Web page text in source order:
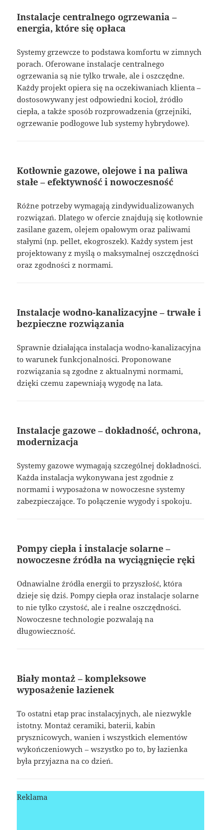
Instalacje centralnego ogrzewania –
energia, które się opłaca
Systemy grzewcze to podstawa komfortu w zimnych
porach. Oferowane instalacje centralnego
ogrzewania są nie tylko trwałe, ale i oszczędne.
Każdy projekt opiera się na oczekiwaniach klienta –
dostosowywany jest odpowiedni kocioł, źródło
ciepła, a także sposób rozprowadzenia (grzejniki,
ogrzewanie podłogowe lub systemy hybrydowe).
Kotłownie gazowe, olejowe i na paliwa
stałe – efektywność i nowoczesność
Różne potrzeby wymagają zindywidualizowanych
rozwiązań. Dlatego w ofercie znajdują się kotłownie
zasilane gazem, olejem opałowym oraz paliwami
stałymi (np. pellet, ekogroszek). Każdy system jest
projektowany z myślą o maksymalnej oszczędności
oraz zgodności z normami.
Instalacje wodno-kanalizacyjne – trwałe i
bezpieczne rozwiązania
Sprawnie działająca instalacja wodno-kanalizacyjna
to warunek funkcjonalności. Proponowane
rozwiązania są zgodne z aktualnymi normami,
dzięki czemu zapewniają wygodę na lata.
Instalacje gazowe – dokładność, ochrona,
modernizacja
Systemy gazowe wymagają szczególnej dokładności.
Każda instalacja wykonywana jest zgodnie z
normami i wyposażona w nowoczesne systemy
zabezpieczające. To połączenie wygody i spokoju.
Pompy ciepła i instalacje solarne –
nowoczesne źródła na wyciągnięcie ręki
Odnawialne źródła energii to przyszłość, która
dzieje się dziś. Pompy ciepła oraz instalacje solarne
to nie tylko czystość, ale i realne oszczędności.
Nowoczesne technologie pozwalają na
długowieczność.
Biały montaż – kompleksowe
wyposażenie łazienek
To ostatni etap prac instalacyjnych, ale niezwykle
istotny. Montaż ceramiki, baterii, kabin
prysznicowych, wanien i wszystkich elementów
wykończeniowych – wszystko po to, by łazienka
była przyjazna na co dzień.
Reklama